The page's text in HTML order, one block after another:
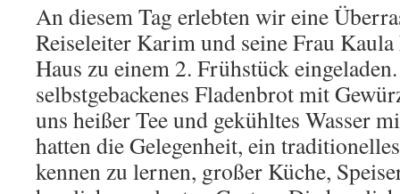
An diesem Tag erlebten wir eine
Reiseleiter Karim und seine Frau
Haus zu einem 2. Frühstück
selbstgebackenes Fladenbrot mit
uns heißer Tee und gekühltes Wasser
hatten die Gelegenheit, ein
kennen zu lernen, großer Küche,